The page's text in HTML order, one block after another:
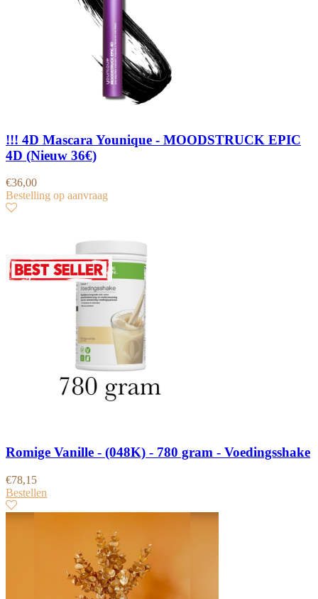
!!! 4D Mascara Younique - MOODSTRUCK EPIC
4D (Nieuw 36€)
€36,00
Bestelling op aanvraag
Romige Vanille - (048K) - 780 gram - Voedingsshake
€78,15
Bestellen